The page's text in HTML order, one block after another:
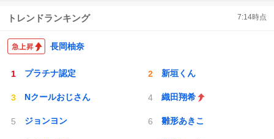
トレンドランキング 7:14時点
長岡柚奈
プラチナ認定 新垣くん
Nクールおじさん 織田翔希
ジョンヨン 雛形あきこ